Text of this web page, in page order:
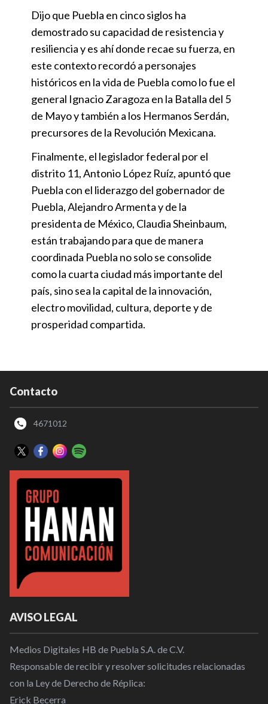
Dijo que Puebla en cinco siglos ha
demostrado su capacidad de resistencia y
resiliencia y es ahí donde recae su fuerza, en
este contexto recordó a personajes
históricos en la vida de Puebla como lo fue el
general Ignacio Zaragoza en la Batalla del 5
de Mayo y también a los Hermanos Serdán,
precursores de la Revolución Mexicana.
Finalmente, el legislador federal por el
distrito 11, Antonio López Ruíz, apuntó que
Puebla con el liderazgo del gobernador de
Puebla, Alejandro Armenta y de la
presidenta de México, Claudia Sheinbaum,
están trabajando para que de manera
coordinada Puebla no solo se consolide
como la cuarta ciudad más importante del
país, sino sea la capital de la innovación,
electro movilidad, cultura, deporte y de
prosperidad compartida.
Contacto
4671012
AVISO LEGAL
Medios Digitales HB de Puebla S.A. de C.V.
Responsable de recibir y resolver solicitudes relacionadas
con la Ley de Derecho de Réplica:
Erick Becerra